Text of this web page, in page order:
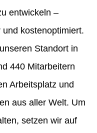
entwickeln –
kostenoptimiert.
Standort in
440 Mitarbeitern
Arbeitsplatz und
aus aller Welt. Um
setzen wir auf